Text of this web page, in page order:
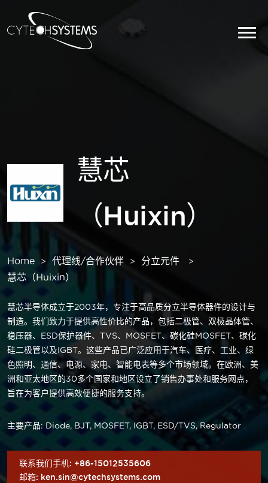
慧芯
（Huixin）
Home 代理线/合作伙伴
分立元件
慧芯（Huixin）
慧芯半导体成立于2003年，专注于高品质分立半导体器件的设计与
制造。我们致力于提供高性价比的产品，包括二极管、双极晶体管、
稳压器、ESD保护器件、TVS、MOSFET、碳化硅MOSFET、碳化
硅二极管以及IGBT。这些产品已广泛应用于汽车、医疗、工业、绿
色照明、通信、电源、家电、智能电表等多个市场领域。在欧洲、美
洲和亚太地区的30多个国家和地区设立了销售办事处和服务网点，
旨在为客户提供高效便捷的服务支持。
主要产品: Diode, BJT, MOSFET, IGBT, ESD/TVS, Regulator
联系我们手机: +86-15012535606
邮箱: ken.sin@cytechsystems.com